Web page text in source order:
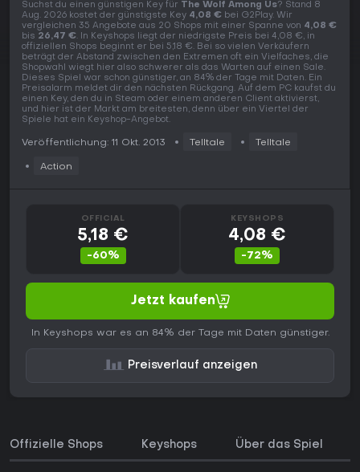
Suchst du einen günstigen Key für The Wolf Among Us? Stand 8
Aug. 2026 kostet der günstigste Key 4,08 € bei G2Play. Wir
vergleichen 35 Angebote aus 20 Shops mit einer Spanne von 4,08 €
bis 26,47 €. In Keyshops liegt der niedrigste Preis bei 4,08 €, in
offiziellen Shops beginnt er bei 5,18 €. Bei so vielen Verkäufern
beträgt der Abstand zwischen den Extremen oft ein Vielfaches, die
Shopwahl wiegt hier also schwerer als das Warten auf einen Sale.
Dieses Spiel war schon günstiger, an 84% der Tage mit Daten. Ein
Preisalarm meldet dir den nächsten Rückgang. Auf dem PC kaufst du
einen Key, den du in Steam oder einem anderen Client aktivierst,
und hier ist der Markt am breitesten, denn über ein Viertel der
Spiele hat ein Keyshop-Angebot.
Veröffentlichung: 11 Okt. 2013 Telltale Telltale
Action
OFFICIAL
5,18 €
-60%
KEYSHOPS
4,08 €
-72%
Jetzt kaufen
In Keyshops war es an 84% der Tage mit Daten günstiger.
Preisverlauf anzeigen
Offizielle Shops Keyshops Über das Spiel